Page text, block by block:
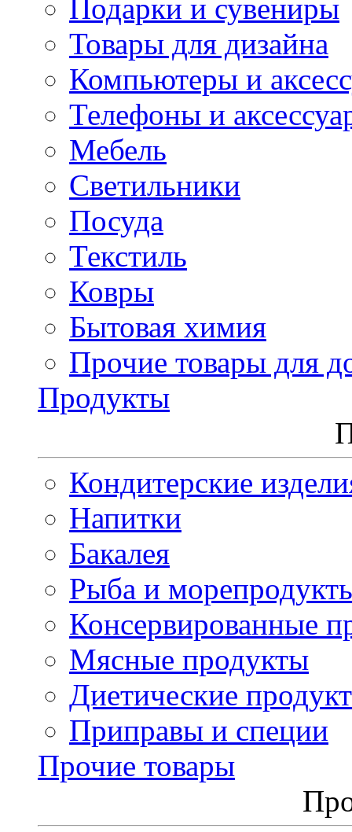
Подарки и сувениры
Товары для дизайна
Компьютеры и
Телефоны и
Мебель
Светильники
Посуда
Текстиль
Ковры
Бытовая химия
Прочие товары для
Продукты
Кондитерские
Напитки
Бакалея
Рыба и
Консервированные
Мясные продукты
Диетические
Приправы и специи
Прочие товары